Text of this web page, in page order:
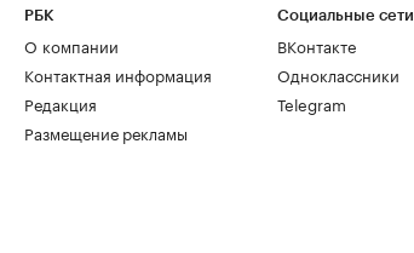
РБК
О компании
Контактная информация
Редакция
Размещение рекламы
Социальные сети
ВКонтакте
Одноклассники
Telegram